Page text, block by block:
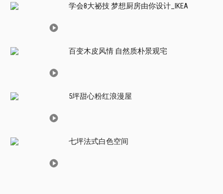
学会8大祕技 梦想厨房由你设计_IKEA
百变木皮风情 自然质朴景观宅
5坪甜心粉红浪漫屋
七坪法式白色空间